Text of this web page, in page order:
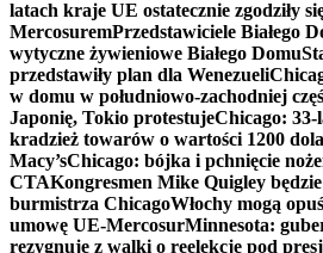
latach kraje UE ostatecznie zgodziły
MercosuremPrzedstawiciele Białego
wytyczne żywieniowe Białego Domu
przedstawiły plan dla Wenezueli
w domu w południowo-zachodniej
Japonię, Tokio protestujeChicago: 33-
kradzież towarów o wartości 1200
Macy’sChicago: bójka i pchnięcie
CTAKongresmen Mike Quigley
burmistrza ChicagoWłochy mogą
umowę UE-MercosurMinnesota:
rezygnuje z walki o reelekcję pod